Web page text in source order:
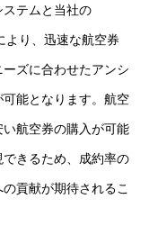
テムと当社の
より、迅速な航空券
ズに合わせたアンシ
能となります。航空
航空券の購入が可能
きるため、成約率の
貢献が期待されるこ